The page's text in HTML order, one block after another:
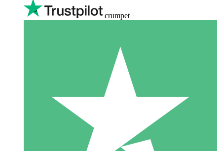
crumpet